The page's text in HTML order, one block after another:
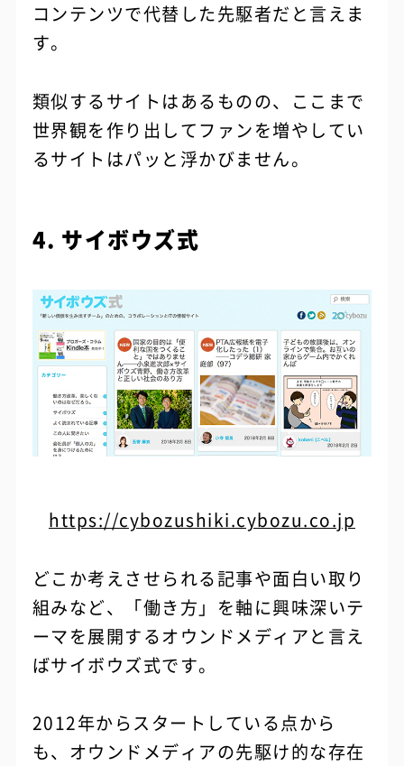
コンテンツで代替した先駆者だと言えま
す。
類似するサイトはあるものの、ここまで
世界観を作り出してファンを増やしてい
るサイトはパッと浮かびません。
4. サイボウズ式
https://cybozushiki.cybozu.co.jp
どこか考えさせられる記事や面白い取り
組みなど、「働き方」を軸に興味深いテ
ーマを展開するオウンドメディアと言え
ばサイボウズ式です。
2012年からスタートしている点から
も、オウンドメディアの先駆け的な存在